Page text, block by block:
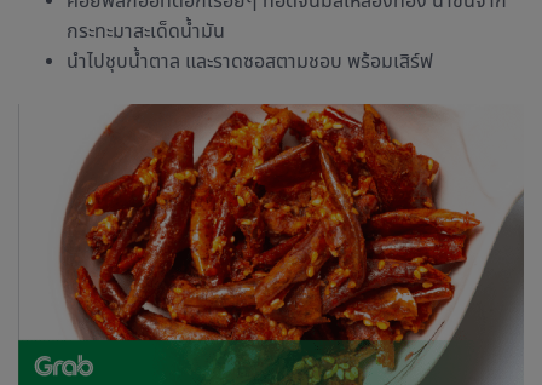
กระทะมาสะเด็ดน้ำมัน
นำไปชุบน้ำตาล และราดซอสตามชอบ พร้อมเสิร์ฟ